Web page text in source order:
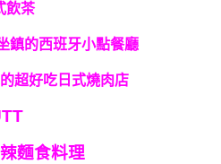
飲茶
鎮的西班牙小點餐廳
超好吃日式燒肉店
麵食料理